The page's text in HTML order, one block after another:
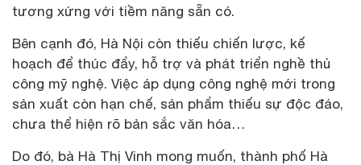
tương xứng với tiềm năng sẵn có.
Bên cạnh đó, Hà Nội còn thiếu chiến lược, kế
hoạch để thúc đẩy, hỗ trợ và phát triển nghề thủ
công mỹ nghệ. Việc áp dụng công nghệ mới trong
sản xuất còn hạn chế, sản phẩm thiếu sự độc đáo,
chưa thể hiện rõ bản sắc văn hóa…
Do đó, bà Hà Thị Vinh mong muốn, thành phố Hà